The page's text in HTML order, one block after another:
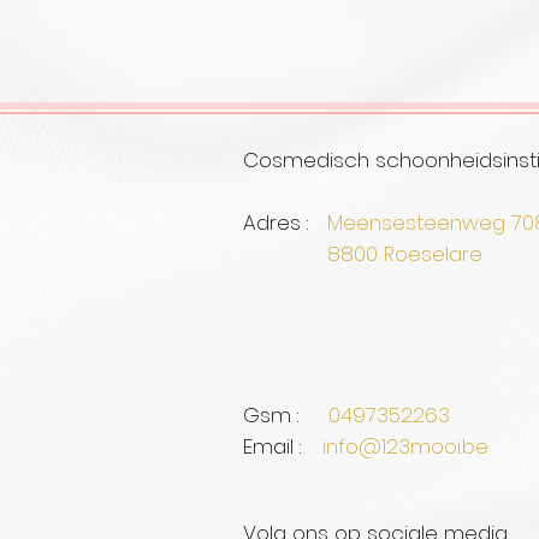
Cosmedisch
Adres :
Meensesteenweg
8800
Gsm :
Email :
0497352263
info@123mooi.be
Volg ons op sociale media